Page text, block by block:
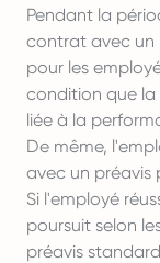
Pendant la
contrat avec un
pour les
condition que la
liée à la
De même,
avec un préavis
Si l'employé
poursuit selon
préavis